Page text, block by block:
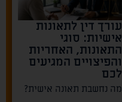
עורך דין לתאונות
אישיות: סוגי
התאונות, האחריות
והפיצויים המגיעים
לכם
מה נחשבת תאונה אישית?